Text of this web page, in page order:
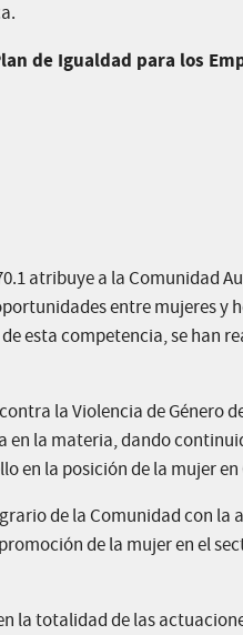
de Igualdad para los
atribuye a la Comunidad
entre mujeres y
esta competencia, se han
la Violencia de Género
en la materia, dando
en la posición de la mujer en
de la Comunidad con la
de la mujer en el
la totalidad de las